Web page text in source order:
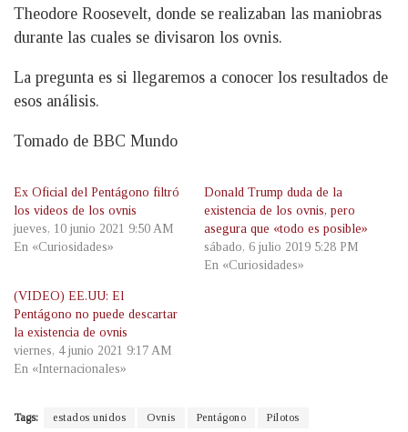
Theodore Roosevelt, donde se realizaban las maniobras
durante las cuales se divisaron los ovnis.
La pregunta es si llegaremos a conocer los resultados de
esos análisis.
Tomado de BBC Mundo
Ex Oficial del Pentágono filtró
los videos de los ovnis
jueves, 10 junio 2021 9:50 AM
En «Curiosidades»
Donald Trump duda de la
existencia de los ovnis, pero
asegura que «todo es posible»
sábado, 6 julio 2019 5:28 PM
En «Curiosidades»
(VIDEO) EE.UU: El
Pentágono no puede descartar
la existencia de ovnis
viernes, 4 junio 2021 9:17 AM
En «Internacionales»
Tags: estados unidos Ovnis Pentágono Pilotos